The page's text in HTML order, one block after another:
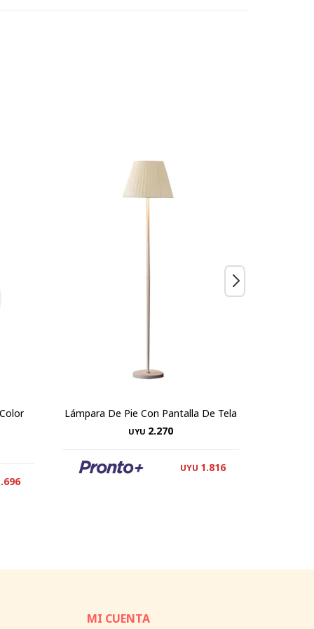
Lámpara De Pie Con Pantalla De Tela
UYU 2.270
UYU 1.816
MI CUENTA